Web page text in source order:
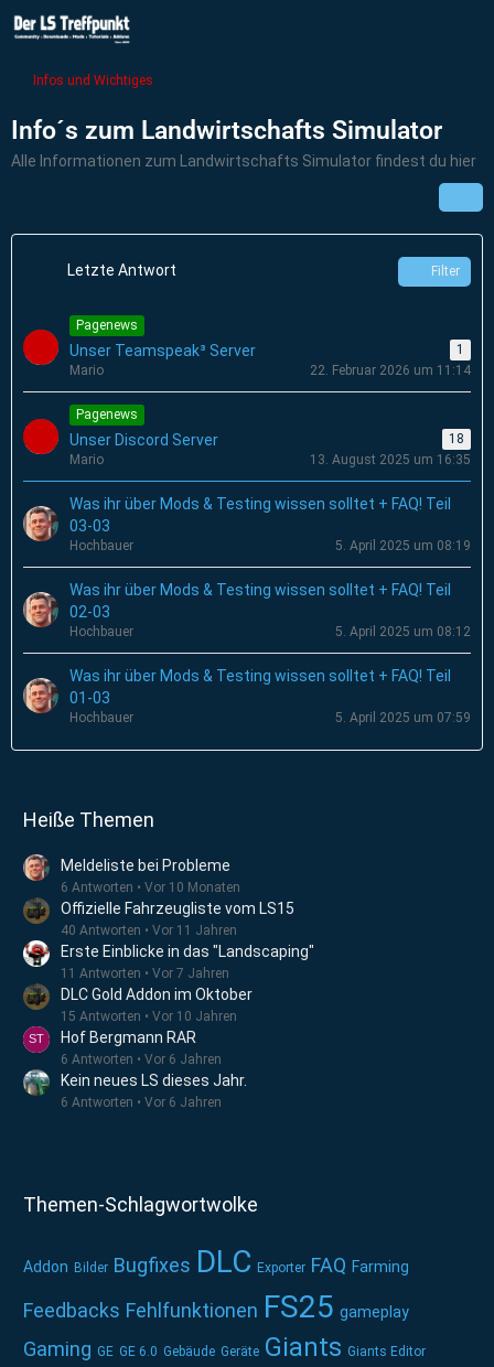
Infos und Wichtiges
Info´s zum Landwirtschafts Simulator
Alle Informationen zum Landwirtschafts Simulator findest du hier
Letzte Antwort Filter
Pagenews
Unser Teamspeak³ Server
1
Mario
22. Februar 2026 um 11:14
Pagenews
Unser Discord Server
18
Mario
13. August 2025 um 16:35
Was ihr über Mods & Testing wissen solltet + FAQ! Teil
03-03
Hochbauer 5. April 2025 um 08:19
Was ihr über Mods & Testing wissen solltet + FAQ! Teil
02-03
Hochbauer 5. April 2025 um 08:12
Was ihr über Mods & Testing wissen solltet + FAQ! Teil
01-03
Hochbauer 5. April 2025 um 07:59
Heiße Themen
Meldeliste bei Probleme
6 Antworten Vor 10 Monaten
Offizielle Fahrzeugliste vom LS15
40 Antworten Vor 11 Jahren
Erste Einblicke in das "Landscaping"
11 Antworten Vor 7 Jahren
DLC Gold Addon im Oktober
15 Antworten Vor 10 Jahren
Hof Bergmann RAR
6 Antworten Vor 6 Jahren
Kein neues LS dieses Jahr.
6 Antworten Vor 6 Jahren
Themen-Schlagwortwolke
Addon Bilder Bugfixes DLC Exporter FAQ Farming
Feedbacks Fehlfunktionen FS25 gameplay
Gaming GE GE 6.0 Gebäude Geräte Giants Giants Editor